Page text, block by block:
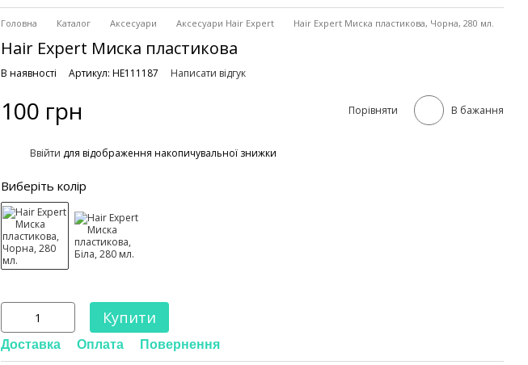
Головна Каталог Аксесуари Аксесуари Hair Expert Hair Expert Миска пластикова, Чорна, 280 мл.
Hair Expert Миска пластикова
В наявності Артикул: HE111187 Написати відгук
100 грн Порівняти В бажання
Ввійти для відображення накопичувальної знижки
Виберіть колір
Купити
Доставка Оплата Повернення